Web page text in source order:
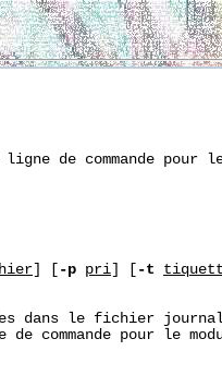
de commande pour
-p pri -t
dans le fichier
de commande pour le